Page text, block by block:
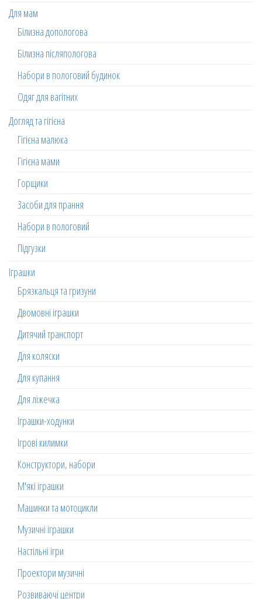
Для мам
Білизна допологова
Білизна післяпологова
Набори в пологовий будинок
Одяг для вагітних
Догляд та гігієна
Гігієна малюка
Гігієна мами
Горщики
Засоби для прання
Набори в пологовий
Підгузки
Іграшки
Брязкальця та гризуни
Двомовні іграшки
Дитячий транспорт
Для коляски
Для купання
Для ліжечка
Іграшки-ходунки
Ігрові килимки
Конструктори, набори
М'які іграшки
Машинки та мотоцикли
Музичні іграшки
Настільні ігри
Проектори музичні
Розвиваючі центри